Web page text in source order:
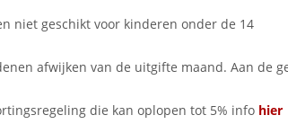
niet geschikt voor kinderen onder de 14
afwijken van de uitgifte maand. Aan de
die kan oplopen tot 5% info hier